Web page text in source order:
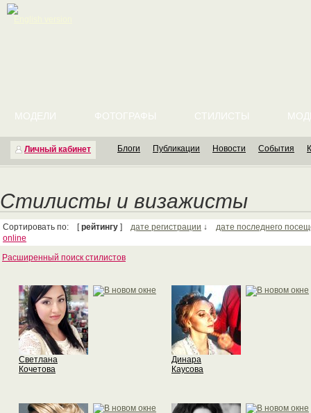
Личный кабинет
МОДЕЛИ ФОТОГРАФЫ СТИЛИСТЫ
Блоги Публикации Новости События
Стилисты и визажисты
Сортировать по: [рейтингу ] дате регистрации ↓ дате последнего
online
Расширенный поиск стилистов
Светлана
Кочетова
Динара
Каусова